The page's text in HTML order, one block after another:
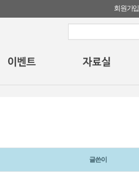
회원가입
글쓴이